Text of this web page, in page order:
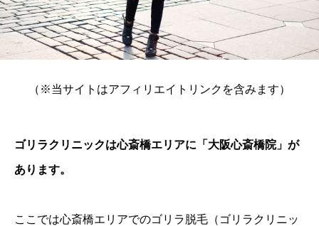
（※当サイトはアフィリエイトリンクを含みます）
ゴリラクリニックは心斎橋エリアに「大阪心斎橋院」が
あります。
ここでは心斎橋エリアでのゴリラ脱毛（ゴリラクリニッ